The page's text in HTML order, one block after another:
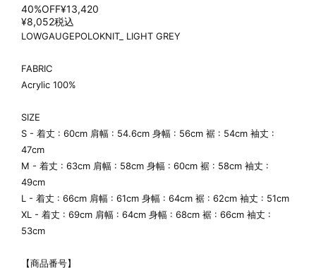
40%OFF¥13,420
¥8,052税込
LOWGAUGEPOLOKNIT_ LIGHT GREY
FABRIC
Acrylic 100%
SIZE
S - 着丈 : 60cm 肩幅 : 54.6cm 身幅 : 56cm 裾 : 54cm 袖丈 :
47cm
M - 着丈 : 63cm 肩幅 : 58cm 身幅 : 60cm 裾 : 58cm 袖丈 :
49cm
L - 着丈 : 66cm 肩幅 : 61cm 身幅 : 64cm 裾 : 62cm 袖丈 : 51cm
XL - 着丈 : 69cm 肩幅 : 64cm 身幅 : 68cm 裾 : 66cm 袖丈 :
53cm
【商品番号】